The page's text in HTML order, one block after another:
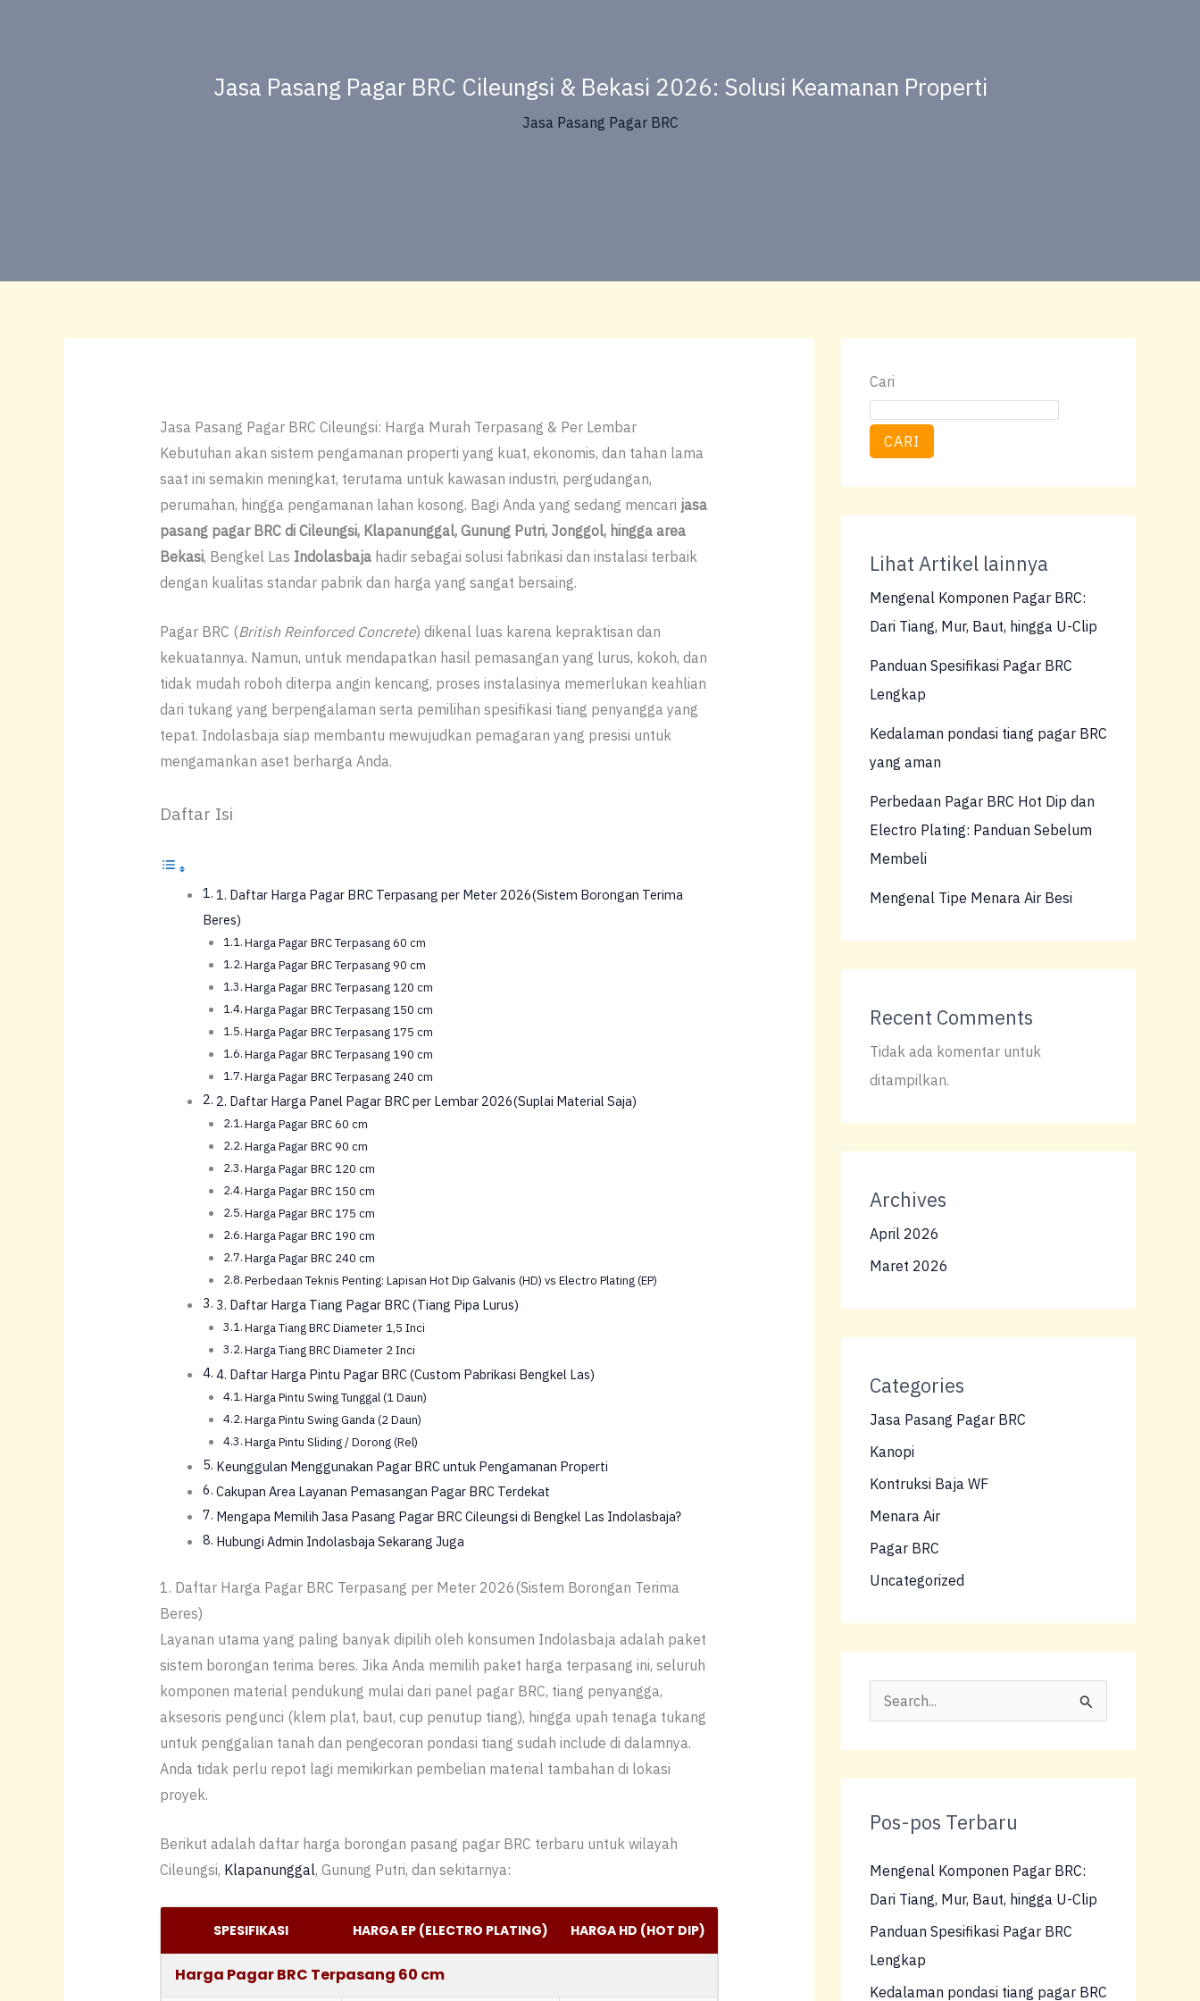
Jasa Pasang Pagar BRC Cileungsi & Bekasi 2026: Solusi Keamanan Properti
Jasa Pasang Pagar BRC
Jasa Pasang Pagar BRC Cileungsi: Harga Murah Terpasang & Per Lembar
Kebutuhan akan sistem pengamanan properti yang kuat, ekonomis, dan tahan lama
saat ini semakin meningkat, terutama untuk kawasan industri, pergudangan,
perumahan, hingga pengamanan lahan kosong. Bagi Anda yang sedang mencari jasa
pasang pagar BRC di Cileungsi, Klapanunggal, Gunung Putri, Jonggol, hingga area
Bekasi, Bengkel Las Indolasbajahadir sebagai solusi fabrikasi dan instalasi terbaik
dengan kualitas standar pabrik dan harga yang sangat bersaing.
Pagar BRC (British Reinforced Concrete) dikenal luas karena kepraktisan dan
kekuatannya. Namun, untuk mendapatkan hasil pemasangan yang lurus, kokoh, dan
tidak mudah roboh diterpa angin kencang, proses instalasinya memerlukan keahlian
dari tukang yang berpengalaman serta pemilihan spesifikasi tiang penyangga yang
tepat. Indolasbaja siap membantu mewujudkan pemagaran yang presisi untuk
mengamankan aset berharga Anda.
Daftar Isi
1. Daftar Harga Pagar BRC Terpasang per Meter 2026(Sistem Borongan Terima
Beres)
Harga Pagar BRC Terpasang 60 cm
Harga Pagar BRC Terpasang 90 cm
Harga Pagar BRC Terpasang 120 cm
Harga Pagar BRC Terpasang 150 cm
Harga Pagar BRC Terpasang 175 cm
Harga Pagar BRC Terpasang 190 cm
Harga Pagar BRC Terpasang 240 cm
2. Daftar Harga Panel Pagar BRC per Lembar 2026(Suplai Material Saja)
Harga Pagar BRC 60 cm
Harga Pagar BRC 90 cm
Harga Pagar BRC 120 cm
Harga Pagar BRC 150 cm
Harga Pagar BRC 175 cm
Harga Pagar BRC 190 cm
Harga Pagar BRC 240 cm
Perbedaan Teknis Penting: Lapisan Hot Dip Galvanis (HD) vs Electro Plating (EP)
3. Daftar Harga Tiang Pagar BRC (Tiang Pipa Lurus)
Harga Tiang BRC Diameter 1,5 Inci
Harga Tiang BRC Diameter 2 Inci
4. Daftar Harga Pintu Pagar BRC (Custom Pabrikasi Bengkel Las)
Harga Pintu Swing Tunggal (1 Daun)
Harga Pintu Swing Ganda (2 Daun)
Harga Pintu Sliding / Dorong (Rel)
Keunggulan Menggunakan Pagar BRC untuk Pengamanan Properti
Cakupan Area Layanan Pemasangan Pagar BRC Terdekat
Mengapa Memilih Jasa Pasang Pagar BRC Cileungsi di Bengkel Las Indolasbaja?
Hubungi Admin Indolasbaja Sekarang Juga
1. Daftar Harga Pagar BRC Terpasang per Meter 2026(Sistem Borongan Terima
Beres)
Layanan utama yang paling banyak dipilih oleh konsumen Indolasbaja adalah paket
sistem borongan terima beres. Jika Anda memilih paket harga terpasang ini, seluruh
komponen material pendukung mulai dari panel pagar BRC, tiang penyangga,
aksesoris pengunci (klem plat, baut, cup penutup tiang), hingga upah tenaga tukang
untuk penggalian tanah dan pengecoran pondasi tiang sudah include di dalamnya.
Anda tidak perlu repot lagi memikirkan pembelian material tambahan di lokasi
proyek.
Berikut adalah daftar harga borongan pasang pagar BRC terbaru untuk wilayah
Cileungsi, Klapanunggal, Gunung Putri, dan sekitarnya:
SPESIFIKASI HARGA EP (ELECTRO PLATING) HARGA HD (HOT DIP)
Harga Pagar BRC Terpasang 60 cm
Cari
CARI
Lihat Artikel lainnya
Mengenal Komponen Pagar BRC:
Dari Tiang, Mur, Baut, hingga U-Clip
Panduan Spesifikasi Pagar BRC
Lengkap
Kedalaman pondasi tiang pagar BRC
yang aman
Perbedaan Pagar BRC Hot Dip dan
Electro Plating: Panduan Sebelum
Membeli
Mengenal Tipe Menara Air Besi
Recent Comments
Tidak ada komentar untuk
ditampilkan.
Archives
April 2026
Maret 2026
Categories
Jasa Pasang Pagar BRC
Kanopi
Kontruksi Baja WF
Menara Air
Pagar BRC
Uncategorized
u
t
u
k
:
Pos-pos Terbaru
Mengenal Komponen Pagar BRC:
Dari Tiang, Mur, Baut, hingga U-Clip
Panduan Spesifikasi Pagar BRC
Lengkap
Kedalaman pondasi tiang pagar BRC